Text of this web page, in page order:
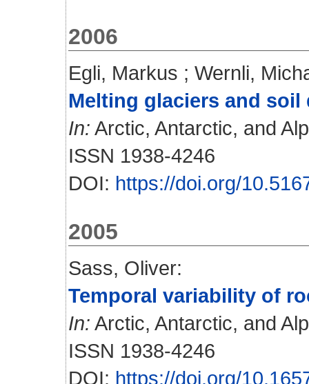
2006
Egli, Markus ; Wernli,
Melting glaciers and
In: Arctic, Antarctic, and
ISSN 1938-4246
DOI: https://doi.org/
2005
Sass, Oliver:
Temporal variability of
In: Arctic, Antarctic, and
ISSN 1938-4246
DOI: https://doi.org/